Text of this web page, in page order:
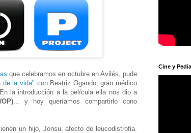
que celebramos en octubre en Avilés, pude
de la vida" con Beatriz Ogando, gran médico
la introducción a la película ella nos dio a
... y hoy queríamos compartirlo cono
un hijo, Jonsu, afecto de leucodistrofia.
Cine y